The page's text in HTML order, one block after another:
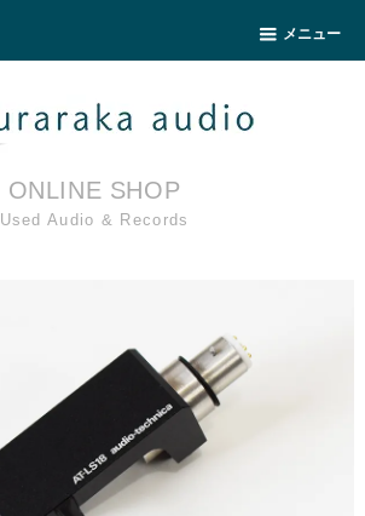
メニュー
ONLINE SHOP
Used Audio & Records